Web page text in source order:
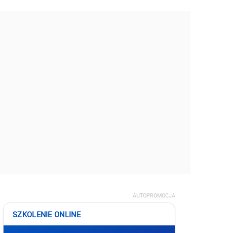
AUTOPROMOCJA
SZKOLENIE ONLINE